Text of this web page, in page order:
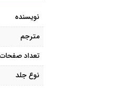
نویسنده
مترجم
تعداد صفحات
نوع جلد